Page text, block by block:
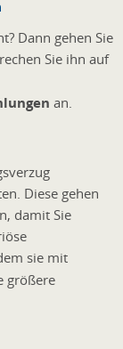
Dann gehen Sie
Sie ihn auf
an.
Diese gehen
damit Sie
sie mit
größere